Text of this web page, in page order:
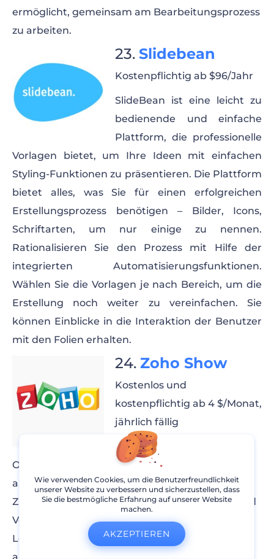
ermöglicht, gemeinsam am Bearbeitungsprozess
zu arbeiten.
Slidebean
Kostenpflichtig ab $96/Jahr
SlideBean ist eine leicht zu
bedienende und einfache
Plattform, die professionelle
Vorlagen bietet, um Ihre Ideen mit einfachen
Styling-Funktionen zu präsentieren. Die Plattform
bietet alles, was Sie für einen erfolgreichen
Erstellungsprozess benötigen – Bilder, Icons,
Schriftarten, um nur einige zu nennen.
Rationalisieren Sie den Prozess mit Hilfe der
integrierten Automatisierungsfunktionen.
Wählen Sie die Vorlagen je nach Bereich, um die
Erstellung noch weiter zu vereinfachen. Sie
können Einblicke in die Interaktion der Benutzer
mit den Folien erhalten.
Zoho Show
Kostenlos und
kostenpflichtig ab 4 $/Monat,
jährlich fällig
Zoho Show ist ein spezielles
Online-Präsentationstool, einfach und leicht
anpassbar. Vom Erstellen und
Zusammenarbeiten bis hin zum Übertragen und
Veröffentlichen finden Sie mit Sicherheit
Lösungen für alle Ihre Bedürfnisse. Wählen Sie
Wie verwenden Cookies, um die Benutzerfreundlichkeit
unserer Website zu verbessern und sicherzustellen, dass
Sie die bestmögliche Erfahrung auf unserer Website
machen.
AKZEPTIEREN